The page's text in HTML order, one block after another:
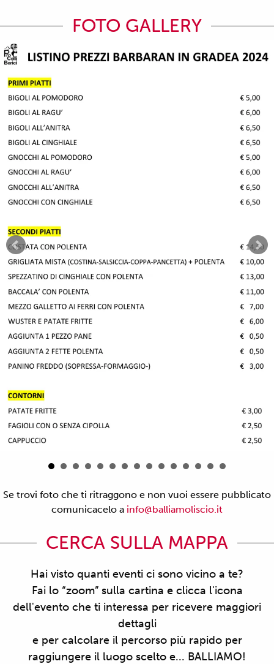
FOTO GALLERY
Se trovi foto che ti ritraggono e non vuoi essere pubblicato
comunicacelo a info@balliamoliscio.it
CERCA SULLA MAPPA
Hai visto quanti eventi ci sono vicino a te?
Fai lo “zoom” sulla cartina e clicca l'icona
dell'evento che ti interessa per ricevere maggiori
dettagli
e per calcolare il percorso più rapido per
raggiungere il luogo scelto e... BALLIAMO!